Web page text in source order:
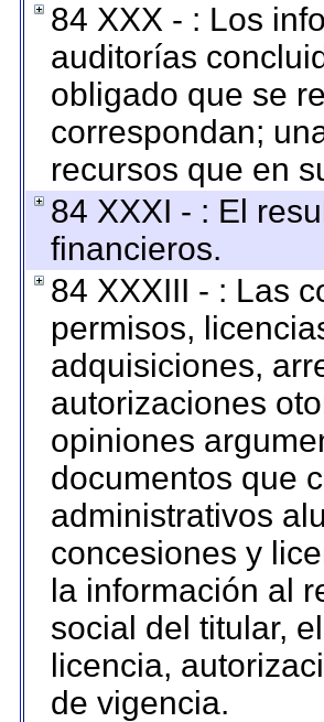
84 XXX - : Los
auditorías
obligado que se
correspondan;
recursos que en
84 XXXI - : El
financieros.
84 XXXIII - : Las
permisos,
adquisiciones,
autorizaciones
opiniones
documentos que
administrativos
concesiones y
la información al
social del titular,
licencia,
de vigencia.